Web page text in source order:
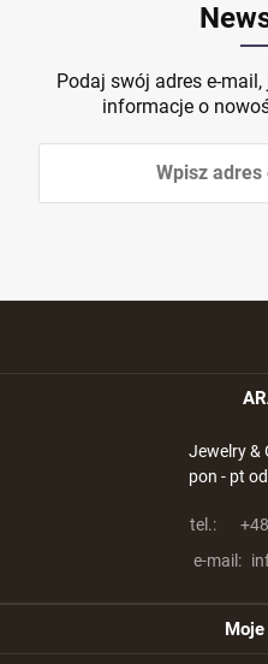
Podaj swój adres e-
informacje o
Jewelry &
pon - pt
tel.:
e-mail: